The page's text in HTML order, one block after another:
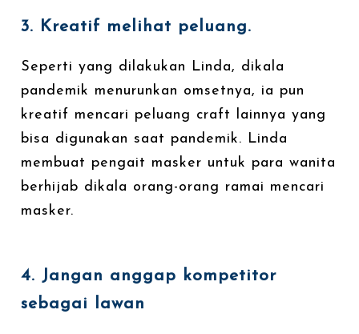
3. Kreatif melihat peluang.
Seperti yang dilakukan Linda, dikala
pandemik menurunkan omsetnya, ia pun
kreatif mencari peluang craft lainnya yang
bisa digunakan saat pandemik. Linda
membuat pengait masker untuk para wanita
berhijab dikala orang-orang ramai mencari
masker.
4. Jangan anggap kompetitor
sebagai lawan